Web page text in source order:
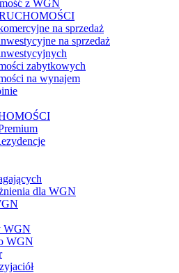
z WGN
na sprzedaż
na sprzedaż
zabytkowych
na wynajem
dla WGN
WGN
WGN